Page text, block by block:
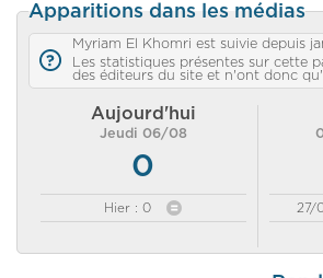
Apparitions dans les médias
Myriam El Khomri est suivie depuis
Les statistiques présentes sur cette
des éditeurs du site et n'ont donc
Aujourd'hui
Jeudi 06/08
0
Hier : 0 27/